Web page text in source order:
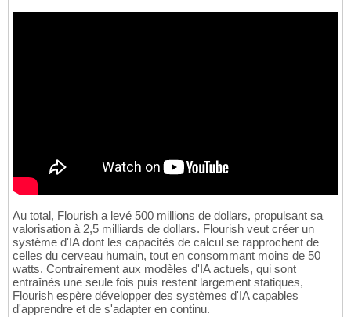
Au total, Flourish a levé 500 millions de dollars, propulsant sa
valorisation à 2,5 milliards de dollars. Flourish veut créer un
système d'IA dont les capacités de calcul se rapprochent de
celles du cerveau humain, tout en consommant moins de 50
watts. Contrairement aux modèles d'IA actuels, qui sont
entraînés une seule fois puis restent largement statiques,
Flourish espère développer des systèmes d'IA capables
d'apprendre et de s'adapter en continu.